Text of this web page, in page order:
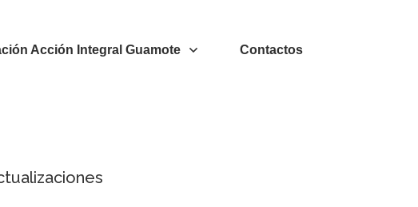
Acción Integral Guamote Contactos